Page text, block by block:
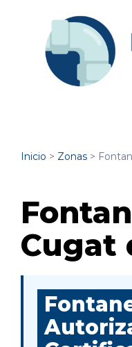
Inicio > Zonas >
Cugat